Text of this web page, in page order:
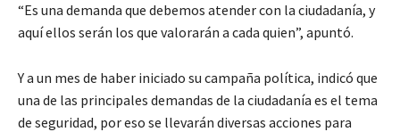
“Es una demanda que debemos atender con la ciudadanía, y
aquí ellos serán los que valorarán a cada quien”, apuntó.
Y a un mes de haber iniciado su campaña política, indicó que
una de las principales demandas de la ciudadanía es el tema
de seguridad, por eso se llevarán diversas acciones para